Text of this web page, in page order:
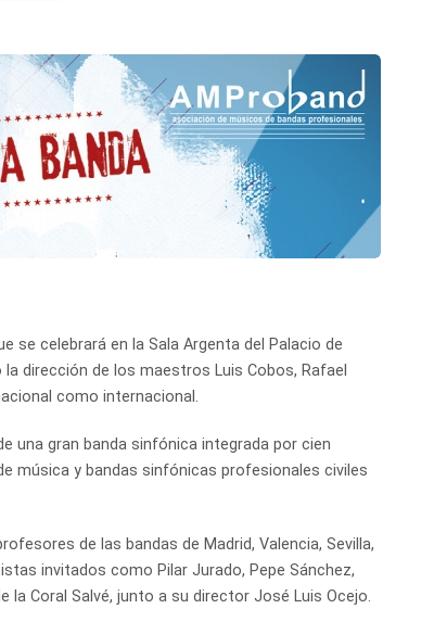
se celebrará en la Sala Argenta del Palacio de
dirección de los maestros Luis Cobos, Rafael
como internacional.
una gran banda sinfónica integrada por cien
música y bandas sinfónicas profesionales civiles
de las bandas de Madrid, Valencia, Sevilla,
invitados como Pilar Jurado, Pepe Sánchez,
la Coral Salvé, junto a su director José Luis Ocejo.